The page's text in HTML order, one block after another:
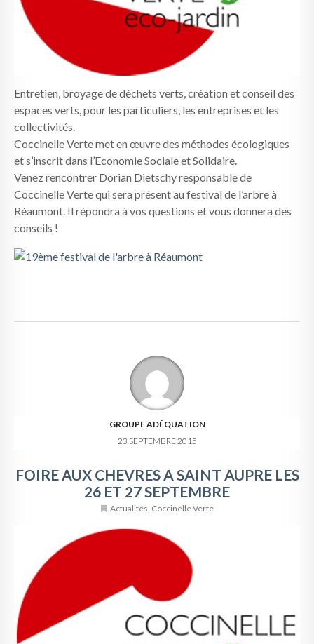
Entretien, broyage de déchets verts, création et conseil des
espaces verts, pour les particuliers, les entreprises et les
collectivités.
Coccinelle Verte met en œuvre des méthodes écologiques
et s’inscrit dans l’Economie Sociale et Solidaire.
Venez rencontrer Dorian Dietschy responsable de
Coccinelle Verte qui sera présent au festival de l’arbre à
Réaumont. Il répondra à vos questions et vous donnera des
conseils !
GROUPE ADÉQUATION
23 SEPTEMBRE 2015
FOIRE AUX CHEVRES A SAINT AUPRE LES
26 ET 27 SEPTEMBRE
Actualités Coccinelle Verte